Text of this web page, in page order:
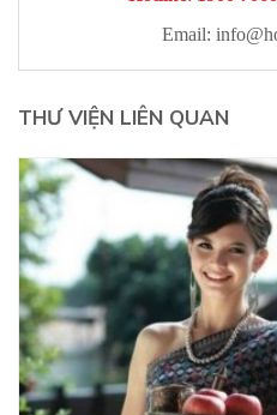
Email:
THƯ VIỆN LIÊN QUAN